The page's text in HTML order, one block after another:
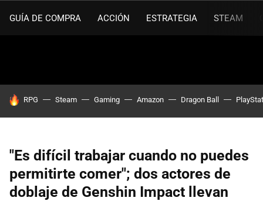
GUÍA DE COMPRA ACCIÓN ESTRATEGIA STEAM
HOY SE HABLA DE
RPG Steam Gaming Amazon Dragon Ball
"Es difícil trabajar cuando no puedes
permitirte comer"; dos actores de
doblaje de Genshin Impact llevan